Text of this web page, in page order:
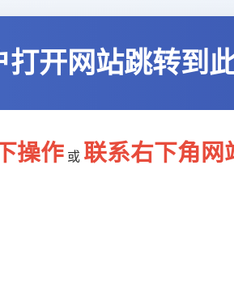
开网站跳转到
操作 或 联系右下角网